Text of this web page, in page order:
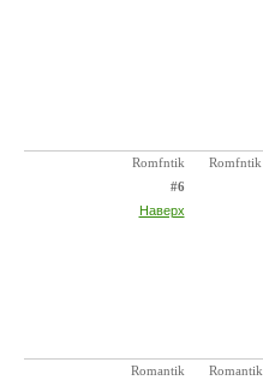
Romfntik
#6
Наверх
Romfntik
Romantik
Romantik